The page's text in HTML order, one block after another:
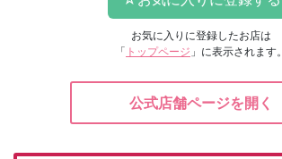
お気に入りに登録したお店は
「 トップページ 」に表示されます。
公式店舗ページを開く